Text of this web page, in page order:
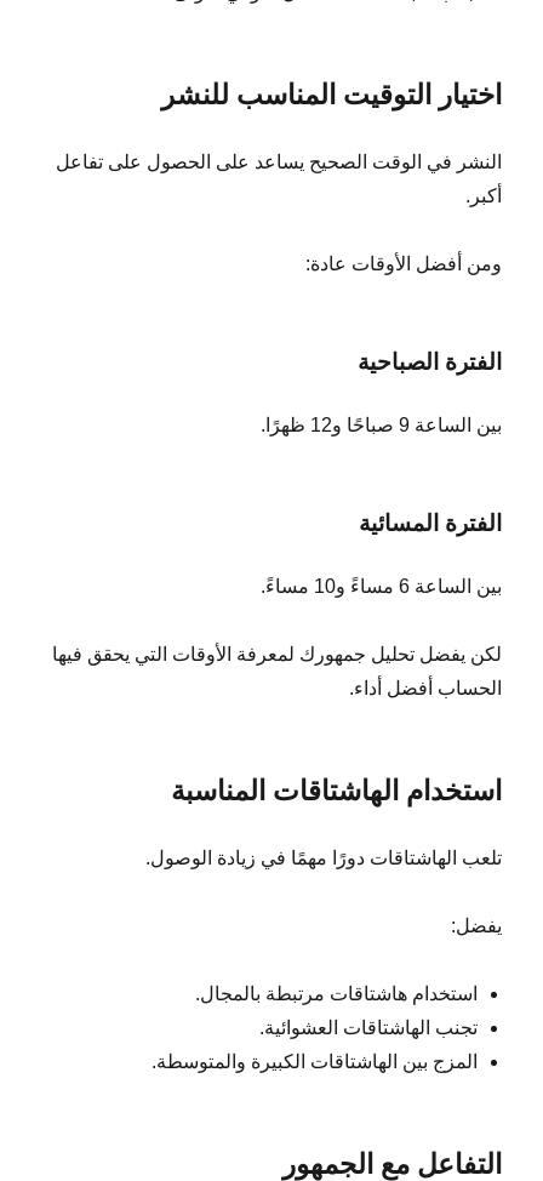
اختيار التوقيت المناسب للنشر
النشر في الوقت الصحيح يساعد على الحصول على تفاعل
أكبر.
ومن أفضل الأوقات عادة:
الفترة الصباحية
بين الساعة 9 صباحًا و12 ظهرًا.
الفترة المسائية
بين الساعة 6 مساءً و10 مساءً.
لكن يفضل تحليل جمهورك لمعرفة الأوقات التي يحقق فيها
الحساب أفضل أداء.
استخدام الهاشتاقات المناسبة
تلعب الهاشتاقات دورًا مهمًا في زيادة الوصول.
يفضل:
استخدام هاشتاقات مرتبطة بالمجال.
تجنب الهاشتاقات العشوائية.
المزج بين الهاشتاقات الكبيرة والمتوسطة.
التفاعل مع الجمهور